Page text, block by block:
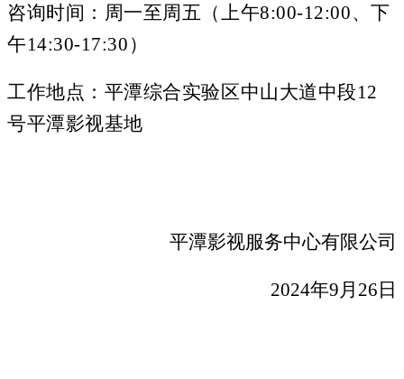
咨询时间：周一至周五（上午8:00-12:00、下
午14:30-17:30）
工作地点：平潭综合实验区中山大道中段12
号平潭影视基地
平潭影视服务中心有限公司
2024年9月26日